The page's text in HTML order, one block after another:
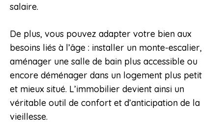
salaire.
De plus, vous pouvez adapter votre bien aux
besoins liés à l’âge : installer un monte-escalier,
aménager une salle de bain plus accessible ou
encore déménager dans un logement plus petit
et mieux situé. L’immobilier devient ainsi un
véritable outil de confort et d’anticipation de la
vieillesse.